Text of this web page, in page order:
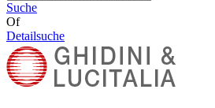
Suche
Of
Detailsuche